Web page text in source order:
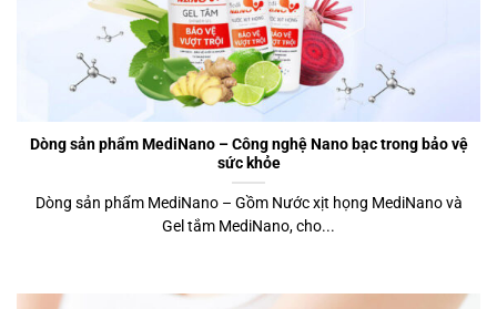
Dòng sản phẩm MediNano – Công nghệ Nano bạc trong bảo vệ
sức khỏe
Dòng sản phẩm MediNano – Gồm Nước xịt họng MediNano và
Gel tắm MediNano, cho...